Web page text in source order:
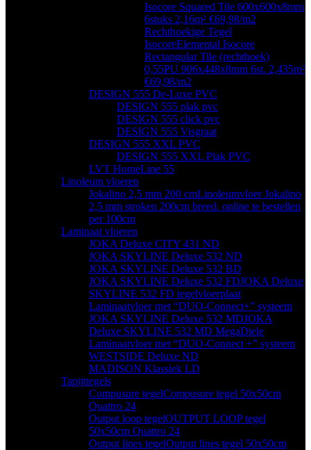
Isocore Squared Tile 600x600x8mm
6stuks 2,16m² €69,98/m2
Rechthoekige Tegel
IsocoreElemental Isocore
Rectangular Tile (rechthoek)
0,55PU 906x448x8mm 6st. 2,435m²
€69,98/m2
DESIGN 555 De-Luxe PVC
DESIGN 555 plak pvc
DESIGN 555 click pvc
DESIGN 555 Visgraat
DESIGN 555 XXL PVC
DESIGN 555 XXL Plak PVC
LVT HomeLine 55
Linoleum vloeren
Jokalino 2,5 mm 200 cmLinoleumvloer Jokalino
2,5 mm stroken 200cm breed. online te bestellen
per 100cm
Laminaat vloeren
JOKA Deluxe CITY 431 ND
JOKA SKYLINE Deluxe 532 ND
JOKA SKYLINE Deluxe 532 BD
JOKA SKYLINE Deluxe 532 FDJOKA Deluxe
SKYLINE 532 FD tegelvloerplaat
Laminaatvloer met “DUO-Connect+” systeem
JOKA SKYLINE Deluxe 532 MDJOKA
Deluxe SKYLINE 532 MD MegaDiele
Laminaatvloer met “DUO-Connect +” systeem
WESTSIDE Deluxe ND
MADISON Klassiek LD
Tapijttegels
Compusure tegelCompusure tegel 50x50cm
Quattro 24
Output loop tegelOUTPUT LOOP tegel
50x50cm Quattro 24
Output lines tegelOutput lines tegel 50x50cm